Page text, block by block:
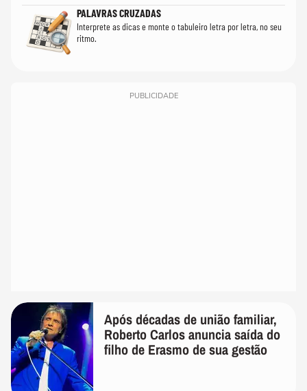
PALAVRAS CRUZADAS
Interprete as dicas e monte o tabuleiro letra por letra, no seu
ritmo.
PUBLICIDADE
Após décadas de união familiar,
Roberto Carlos anuncia saída do
filho de Erasmo de sua gestão